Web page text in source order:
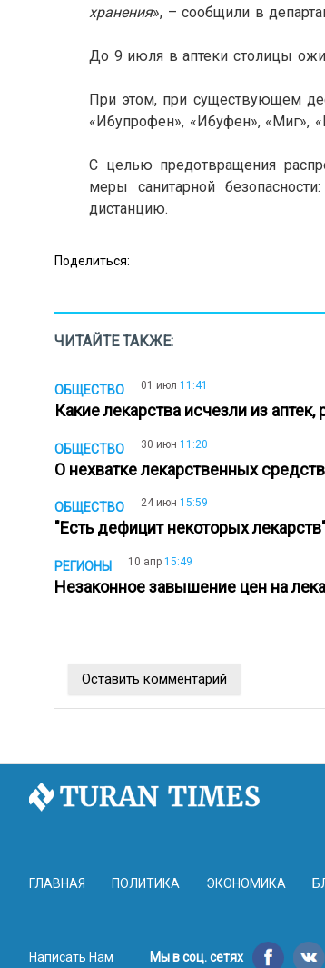
хранения», – сообщили в
До 9 июля в аптеки столицы
При этом, при существующем
«Ибупрофен», «Ибуфен», «Миг»,
С целью предотвращения
меры санитарной
дистанцию.
Поделиться:
ЧИТАЙТЕ ТАКЖЕ:
ОБЩЕСТВО 01 июл 11:41
Какие лекарства исчезли из
ОБЩЕСТВО 30 июн 11:20
О нехватке лекарственных
ОБЩЕСТВО 24 июн 15:59
"Есть дефицит некоторых
РЕГИОНЫ 10 апр 15:49
Незаконное завышение цен на
Оставить комментарий
ГЛАВНАЯ ПОЛИТИКА ЭКОНОМИКА
Написать Нам Мы в соц. сетях